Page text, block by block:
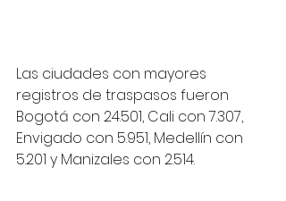
Las ciudades con mayores
registros de traspasos fueron
Bogotá con 24.501, Cali con 7.307,
Envigado con 5.951, Medellín con
5.201 y Manizales con 2.514.